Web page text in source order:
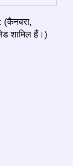
शामिल हैं।)